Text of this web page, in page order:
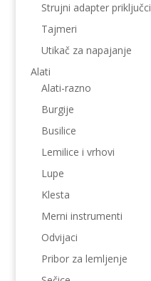
Strujni adapter priključci
Tajmeri
Utikač za napajanje
Alati
Alati-razno
Burgije
Busilice
Lemilice i vrhovi
Lupe
Klesta
Merni instrumenti
Odvijaci
Pribor za lemljenje